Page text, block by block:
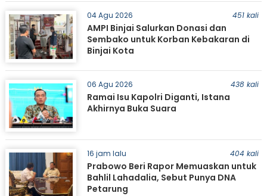
04 Agu 2026 451 kali
AMPI Binjai Salurkan Donasi dan
Sembako untuk Korban Kebakaran di
Binjai Kota
06 Agu 2026 438 kali
Ramai Isu Kapolri Diganti, Istana
Akhirnya Buka Suara
16 jam lalu 404 kali
Prabowo Beri Rapor Memuaskan untuk
Bahlil Lahadalia, Sebut Punya DNA
Petarung